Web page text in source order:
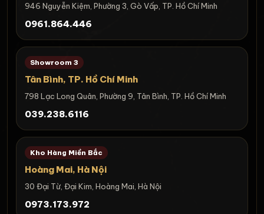
946 Nguyễn Kiệm, Phường 3, Gò Vấp, TP. Hồ Chí Minh
0961.864.446
Showroom 3
Tân Bình, TP. Hồ Chí Minh
798 Lạc Long Quân, Phường 9, Tân Bình, TP. Hồ Chí Minh
039.238.6116
Kho Hàng Miền Bắc
Hoàng Mai, Hà Nội
30 Đại Từ, Đại Kim, Hoàng Mai, Hà Nội
0973.173.972